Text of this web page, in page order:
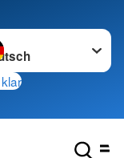
wechseln zu